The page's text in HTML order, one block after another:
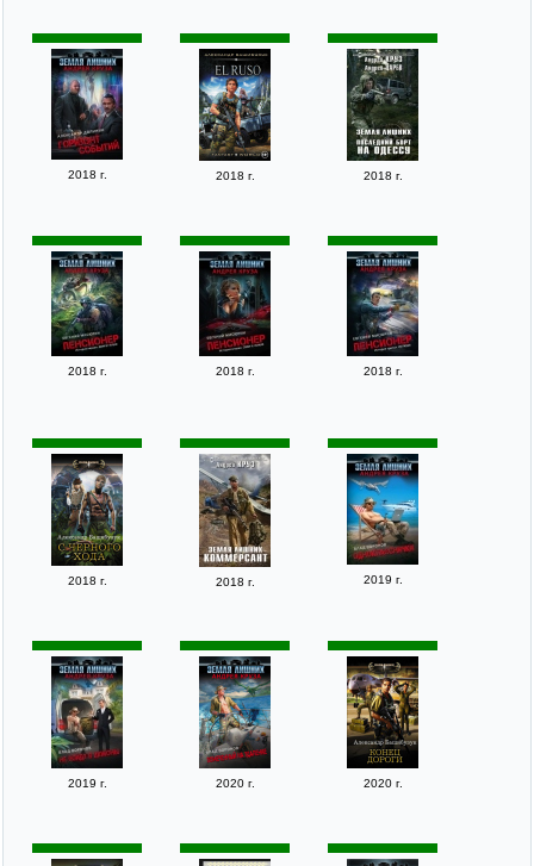
2018 г. 2018 г. 2018 г.
2018 г. 2018 г. 2018 г.
2018 г. 2018 г. 2019 г.
2019 г. 2020 г. 2020 г.